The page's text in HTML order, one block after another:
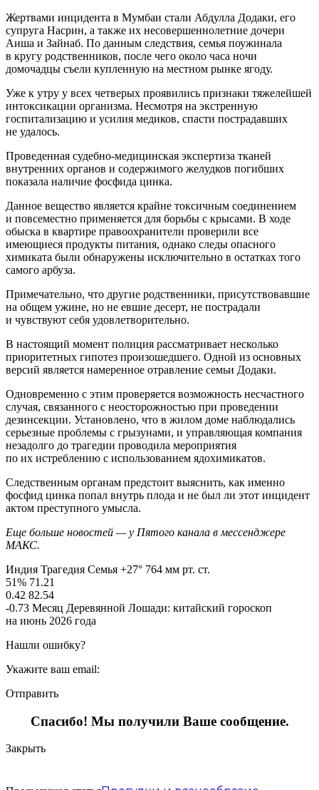
Жертвами инцидента в Мумбаи стали Абдулла Додаки, его
супруга Насрин, а также их несовершеннолетние дочери
Аиша и Зайнаб. По данным следствия, семья поужинала
в кругу родственников, после чего около часа ночи
домочадцы съели купленную на местном рынке ягоду.
Уже к утру у всех четверых проявились признаки тяжелейшей
интоксикации организма. Несмотря на экстренную
госпитализацию и усилия медиков, спасти пострадавших
не удалось.
Проведенная судебно-медицинская экспертиза тканей
внутренних органов и содержимого желудков погибших
показала наличие фосфида цинка.
Данное вещество является крайне токсичным соединением
и повсеместно применяется для борьбы с крысами. В ходе
обыска в квартире правоохранители проверили все
имеющиеся продукты питания, однако следы опасного
химиката были обнаружены исключительно в остатках того
самого арбуза.
Примечательно, что другие родственники, присутствовавшие
на общем ужине, но не евшие десерт, не пострадали
и чувствуют себя удовлетворительно.
В настоящий момент полиция рассматривает несколько
приоритетных гипотез произошедшего. Одной из основных
версий является намеренное отравление семьи Додаки.
Одновременно с этим проверяется возможность несчастного
случая, связанного с неосторожностью при проведении
дезинсекции. Установлено, что в жилом доме наблюдались
серьезные проблемы с грызунами, и управляющая компания
незадолго до трагедии проводила мероприятия
по их истреблению с использованием ядохимикатов.
Следственным органам предстоит выяснить, как именно
фосфид цинка попал внутрь плода и не был ли этот инцидент
актом преступного умысла.
Еще больше новостей — у Пятого канала в мессенджере
МАКС.
Индия Трагедия Семья +27° 764 мм рт. ст.
51% 71.21
0.42 82.54
-0.73 Месяц Деревянной Лошади: китайский гороскоп
на июнь 2026 года
Нашли ошибку?
Укажите ваш email:
Отправить
Спасибо! Мы получили Ваше сообщение.
Закрыть